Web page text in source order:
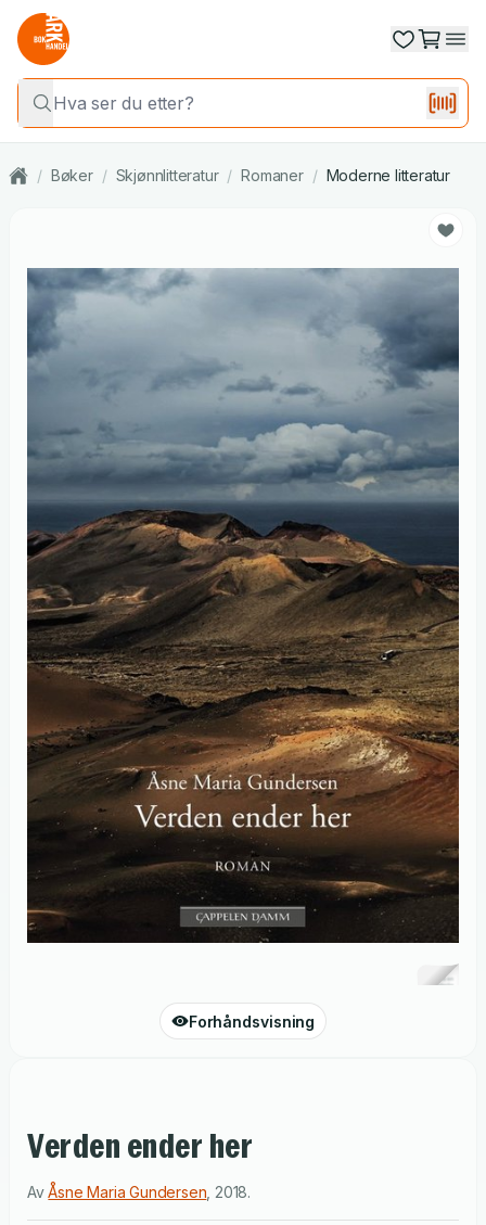
/ Bøker / Skjønnlitteratur / Romaner / Moderne litteratur
Forhåndsvisning
Verden ender her
AvÅsne Maria Gundersen 2018.